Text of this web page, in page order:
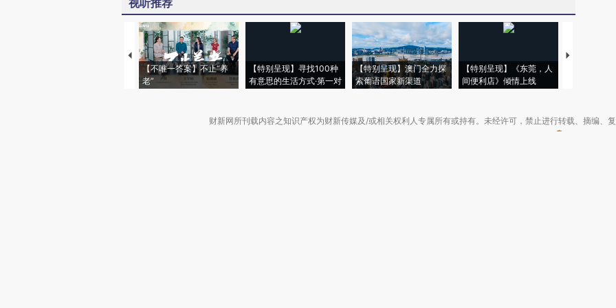
视听推荐
【不唯一答案】不止“养
老”
【特别呈现】寻找100种
有意思的生活方式·第一对
【特别呈现】澳门全力探
索葡语国家新渠道
【特别呈现】《东莞，人
间便利店》倾情上线
【推广】走
财新网所刊载内容之知识产权为财新传媒及/或相关权利人专属所有或持有。未经许可，禁止进行转载、摘编、复